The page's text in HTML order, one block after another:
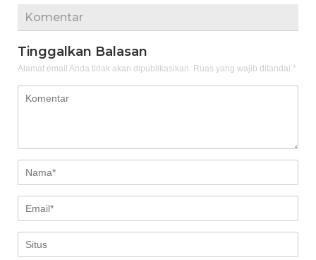
Komentar
Tinggalkan Balasan
Alamat email Anda tidak akan dipublikasikan. Ruas yang wajib ditandai *